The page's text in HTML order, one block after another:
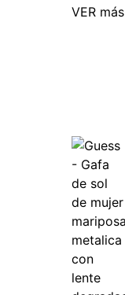
VER más